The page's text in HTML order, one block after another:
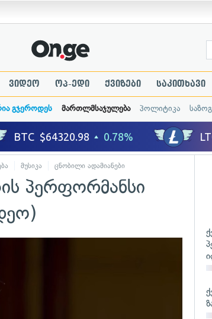
ვიდეო ოპ-ედი ქვიზები საკითხავი
გჯეროდეს მართლმსაჯულება პოლიტიკა
მუსიკა ცნობილი ადამიანები
პერფორმანსი